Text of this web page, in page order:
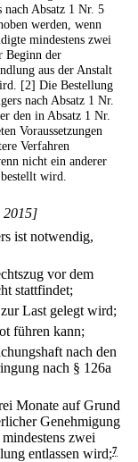
nach Absatz 1 Nr. 5
werden, wenn
mindestens zwei
Beginn der
aus der Anstalt
[2] Die Bestellung
nach Absatz 1 Nr.
den in Absatz 1 Nr.
Voraussetzungen
Verfahren
nicht ein anderer
wird.
2015]
ist notwendig,
vor dem
stattfindet;
Last gelegt wird;
führen kann;
nach den
nach § 126a
Monate auf Grund
Genehmigung
zwei
entlassen wird;7